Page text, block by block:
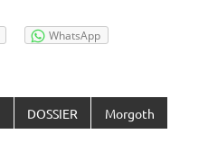
WhatsApp
DOSSIER Morgoth